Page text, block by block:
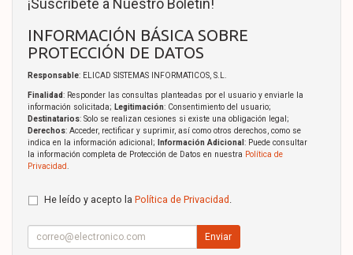
¡Suscríbete a Nuestro Boletín!
INFORMACIÓN BÁSICA SOBRE
PROTECCIÓN DE DATOS
Responsable: ELICAD SISTEMAS INFORMATICOS, S.L.
Finalidad: Responder las consultas planteadas por el usuario y enviarle la
información solicitada; Legitimación: Consentimiento del usuario;
Destinatarios: Solo se realizan cesiones si existe una obligación legal;
Derechos: Acceder, rectificar y suprimir, así como otros derechos, como se
indica en la información adicional;
Información Adicional : Puede consultar
la información completa de Protección de Datos en nuestra Política de
Privacidad
He leído y acepto la Política de Privacidad .
Enviar